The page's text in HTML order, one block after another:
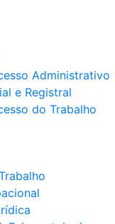
Administrativo
e Registral
do Trabalho